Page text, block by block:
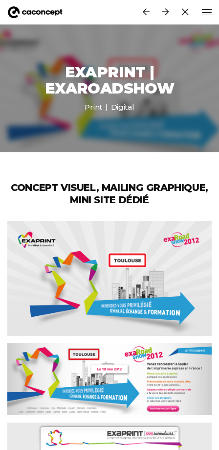
Aller au contenu principal
EXAPRINT |
EXAROADSHOW
Print Digital
CONCEPT VISUEL, MAILING GRAPHIQUE,
MINI SITE DÉDIÉ